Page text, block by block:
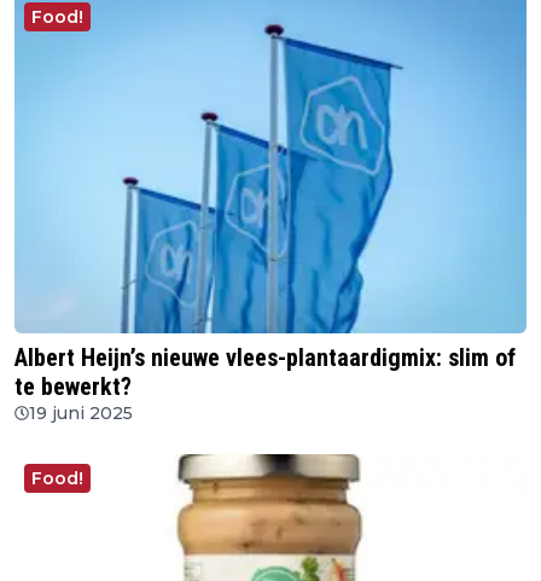
Food!
Albert Heijn’s nieuwe vlees-plantaardigmix: slim of
te bewerkt?
19 juni 2025
Food!